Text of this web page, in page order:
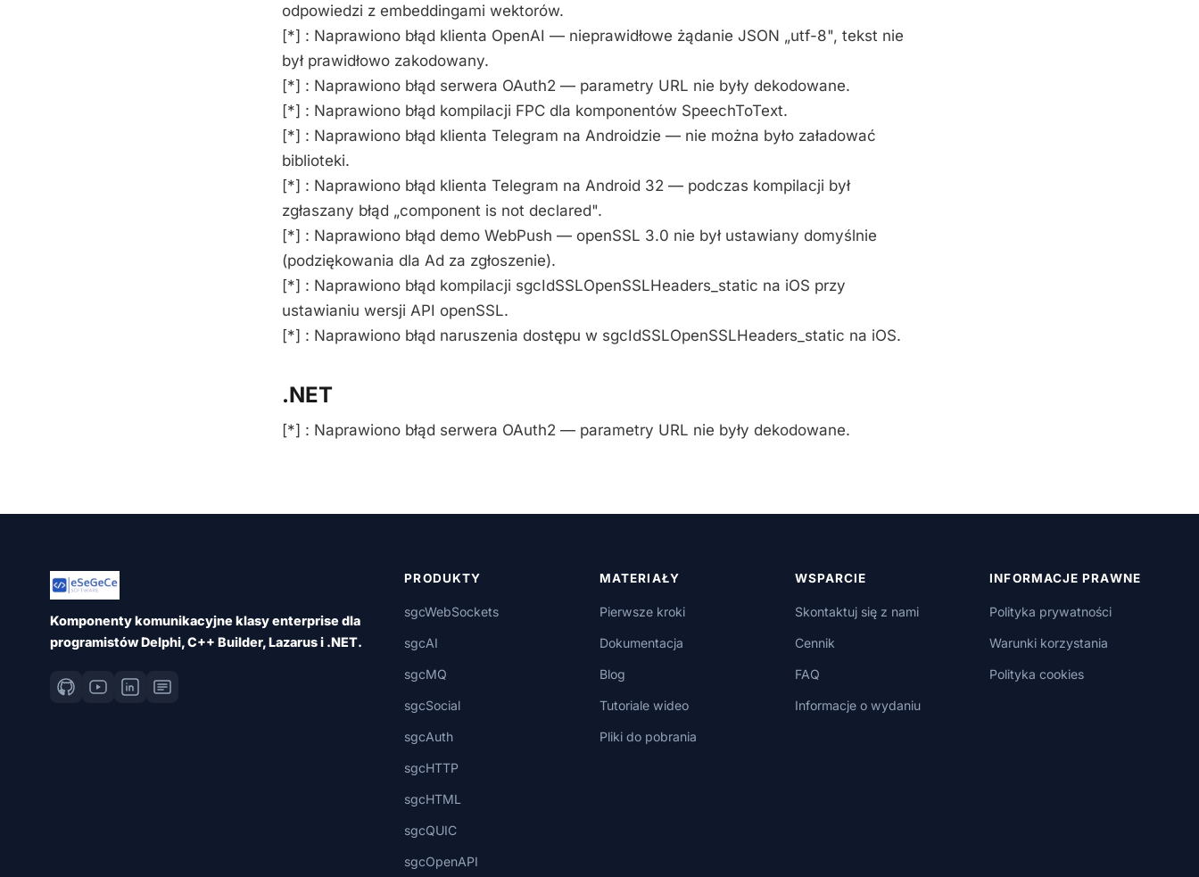
odpowiedzi z embeddingami wektorów.
[*] : Naprawiono błąd klienta OpenAI — nieprawidłowe żądanie JSON „utf-8", tekst nie
był prawidłowo zakodowany.
[*] : Naprawiono błąd serwera OAuth2 — parametry URL nie były dekodowane.
[*] : Naprawiono błąd kompilacji FPC dla komponentów SpeechToText.
[*] : Naprawiono błąd klienta Telegram na Androidzie — nie można było załadować
biblioteki.
[*] : Naprawiono błąd klienta Telegram na Android 32 — podczas kompilacji był
zgłaszany błąd „component is not declared".
[*] : Naprawiono błąd demo WebPush — openSSL 3.0 nie był ustawiany domyślnie
(podziękowania dla Ad za zgłoszenie).
[*] : Naprawiono błąd kompilacji sgcIdSSLOpenSSLHeaders_static na iOS przy
ustawianiu wersji API openSSL.
[*] : Naprawiono błąd naruszenia dostępu w sgcIdSSLOpenSSLHeaders_static na iOS.
.NET
[*] : Naprawiono błąd serwera OAuth2 — parametry URL nie były dekodowane.
Komponenty komunikacyjne klasy enterprise dla
programistów Delphi, C++ Builder, Lazarus i .NET.
PRODUKTY
sgcWebSockets
sgcAI
sgcMQ
sgcSocial
sgcAuth
sgcHTTP
sgcHTML
sgcQUIC
sgcOpenAPI
MATERIAŁY
Pierwsze kroki
Dokumentacja
Blog
Tutoriale wideo
Pliki do pobrania
WSPARCIE
Skontaktuj się z nami
Cennik
FAQ
Informacje o wydaniu
INFORMACJE PRAWNE
Polityka prywatności
Warunki korzystania
Polityka cookies